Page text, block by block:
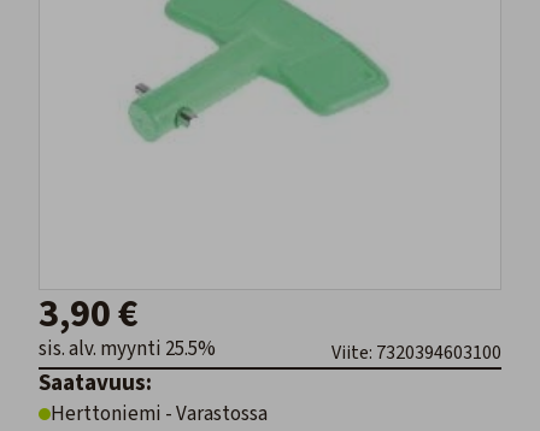
3,90 €
sis. alv. myynti 25.5% Viite: 7320394603100
Saatavuus:
Herttoniemi - Varastossa